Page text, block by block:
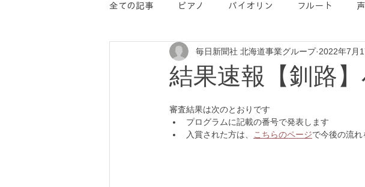
全ての記事 ピアノ バイオリン フルート
PR
結果速報【釧路
毎日新聞社 北海道事業グループ 2022年7月
審査結果は次のとおりです
プログラムに記載の番号で発表します
入賞された方は、
こちらのページで今後の流